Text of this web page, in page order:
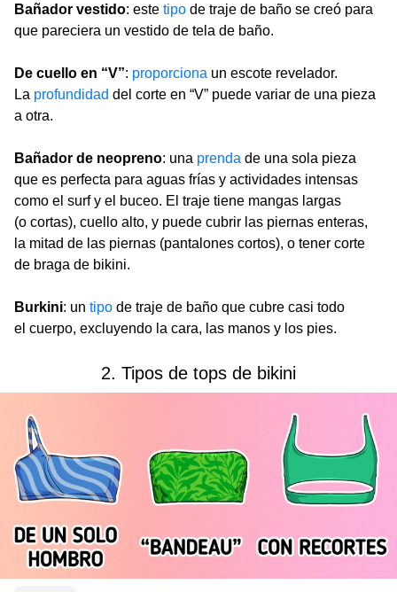
Bañador vestido: este tipo de traje de baño se creó para
que pareciera un vestido de tela de baño.
De cuello en “V”: proporciona un escote revelador.
La profundidad del corte en “V” puede variar de una pieza
a otra.
Bañador de neopreno: una prenda de una sola pieza
que es perfecta para aguas frías y actividades intensas
como el surf y el buceo. El traje tiene mangas largas
(o cortas), cuello alto, y puede cubrir las piernas enteras,
la mitad de las piernas (pantalones cortos), o tener corte
de braga de bikini.
Burkini: un tipo de traje de baño que cubre casi todo
el cuerpo, excluyendo la cara, las manos y los pies.
2. Tipos de tops de bikini